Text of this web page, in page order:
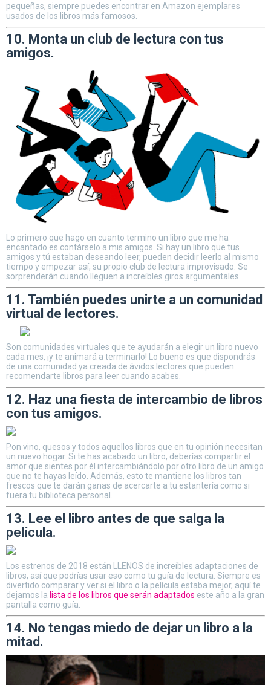
pequeñas, siempre puedes encontrar en Amazon ejemplares
usados de los libros más famosos.
10. Monta un club de lectura con tus
amigos.
Lo primero que hago en cuanto termino un libro que me ha
encantado es contárselo a mis amigos. Si hay un libro que tus
amigos y tú estaban deseando leer, pueden decidir leerlo al mismo
tiempo y empezar así, su propio club de lectura improvisado. Se
sorprenderán cuando lleguen a increíbles giros argumentales.
11. También puedes unirte a un comunidad
virtual de lectores.
Son comunidades virtuales que te ayudarán a elegir un libro nuevo
cada mes, ¡y te animará a terminarlo! Lo bueno es que dispondrás
de una comunidad ya creada de ávidos lectores que pueden
recomendarte libros para leer cuando acabes.
12. Haz una fiesta de intercambio de libros
con tus amigos.
Pon vino, quesos y todos aquellos libros que en tu opinión necesitan
un nuevo hogar. Si te has acabado un libro, deberías compartir el
amor que sientes por él intercambiándolo por otro libro de un amigo
que no te hayas leído. Además, esto te mantiene los libros tan
frescos que te darán ganas de acercarte a tu estantería como si
fuera tu biblioteca personal.
13. Lee el libro antes de que salga la
película.
Los estrenos de 2018 están LLENOS de increíbles adaptaciones de
libros, así que podrías usar eso como tu guía de lectura. Siempre es
divertido comparar y ver si el libro o la película estaba mejor, aquí te
dejamos la lista de los libros que serán adaptados este año a la gran
pantalla como guía.
14. No tengas miedo de dejar un libro a la
mitad.